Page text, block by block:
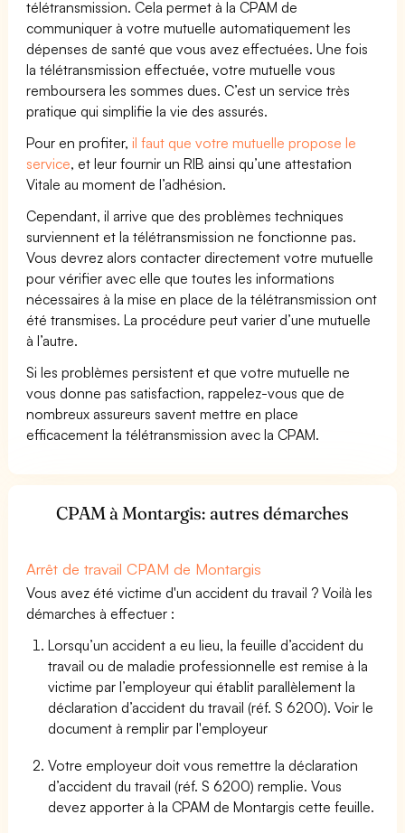
télétransmission. Cela permet à la CPAM de
communiquer à votre mutuelle automatiquement les
dépenses de santé que vous avez effectuées. Une fois
la télétransmission effectuée, votre mutuelle vous
remboursera les sommes dues. C’est un service très
pratique qui simplifie la vie des assurés.
Pour en profiter,il faut que votre mutuelle propose le
service, et leur fournir un RIB ainsi qu’une attestation
Vitale au moment de l’adhésion.
Cependant, il arrive que des problèmes techniques
surviennent et la télétransmission ne fonctionne pas.
Vous devrez alors contacter directement votre mutuelle
pour vérifier avec elle que toutes les informations
nécessaires à la mise en place de la télétransmission ont
été transmises. La procédure peut varier d’une mutuelle
à l’autre.
Si les problèmes persistent et que votre mutuelle ne
vous donne pas satisfaction, rappelez-vous que de
nombreux assureurs savent mettre en place
efficacement la télétransmission avec la CPAM.
CPAM à Montargis: autres démarches
Arrêt de travail CPAM de Montargis
Vous avez été victime d'un accident du travail ? Voilà les
démarches à effectuer :
Lorsqu’un accident a eu lieu, la feuille d’accident du
travail ou de maladie professionnelle est remise à la
victime par l’employeur qui établit parallèlement la
déclaration d’accident du travail (réf. S 6200). Voir le
document à remplir par l'employeur
Votre employeur doit vous remettre la déclaration
d’accident du travail (réf. S 6200) remplie. Vous
devez apporter à la CPAM de Montargis cette feuille.